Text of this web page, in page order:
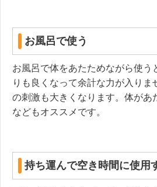
お風呂で使う
お風呂で体をあたためながら使う
りも良くなって余計な力が入りま
の刺激も大きくなります。体があ
などもオススメです。
持ち運んで空き時間に使用